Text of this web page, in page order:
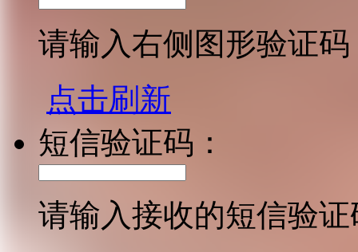
请输入右侧图形验证码
点击刷新
短信验证码：
请输入接收的短信验证